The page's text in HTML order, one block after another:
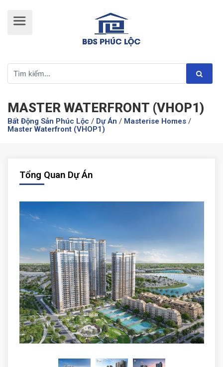
MASTER WATERFRONT (VHOP1)
Bất Động Sản Phúc Lộc / Dự Án / Masterise Homes /
Master Waterfront (VHOP1)
Tổng Quan Dự Án